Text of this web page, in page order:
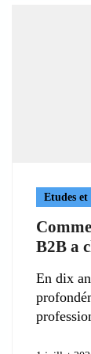
Etudes et
B2B a
En dix